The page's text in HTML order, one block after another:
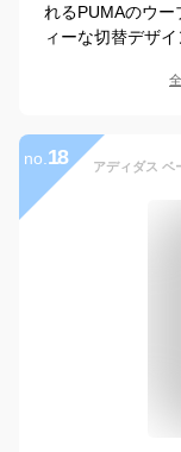
れるPUMAのウー
ィーな切替デザ
no. 18